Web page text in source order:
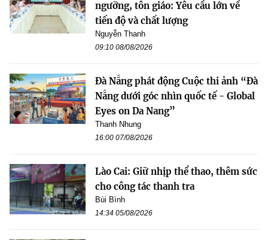
ngưỡng, tôn giáo: Yêu cầu lớn về
tiến độ và chất lượng
Nguyễn Thanh
09:10 08/08/2026
Đà Nẵng phát động Cuộc thi ảnh “Đà
Nẵng dưới góc nhìn quốc tế - Global
Eyes on Da Nang”
Thanh Nhung
16:00 07/08/2026
Lào Cai: Giữ nhịp thể thao, thêm sức
cho công tác thanh tra
Bùi Bình
14:34 05/08/2026